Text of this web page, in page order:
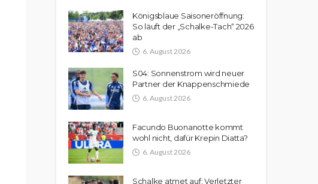
Königsblaue Saisoneröffnung:
So läuft der „Schalke-Tach“ 2026
ab
6. August 2026
S04: Sonnenstrom wird neuer
Partner der Knappenschmiede
6. August 2026
Facundo Buonanotte kommt
wohl nicht, dafür Krepin Diatta?
6. August 2026
Schalke atmet auf: Verletzter